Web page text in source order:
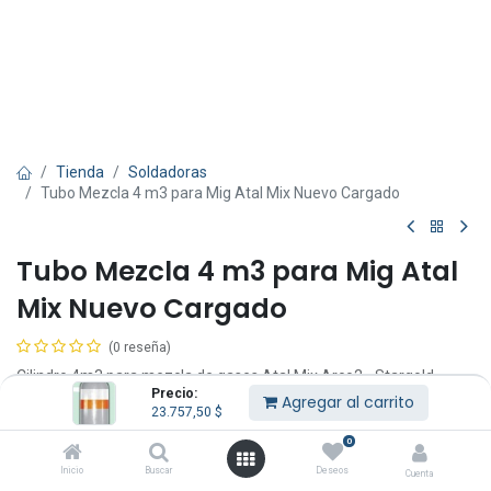
Precio:
23.757,50 $ Agregar al carrito
Inicio Buscar
0
Deseos Cuenta
Tienda
Soldadoras
Tubo Mezcla 4 m3 para Mig Atal Mix Nuevo Cargado
Tubo Mezcla 4 m3 para Mig Atal
Mix Nuevo Cargado
(0 reseña)
Cilindro 4m3 para mezcla de gases Atal Mix Arco2 - Stargold.
Para uso con soldadoras Mig.
El tubo se entrega cargado y con prueba hidráulica vigente por 5
Son tubos nuevos sin uso, homologados y aprobados para cargar
en cualquier compañía de gases.